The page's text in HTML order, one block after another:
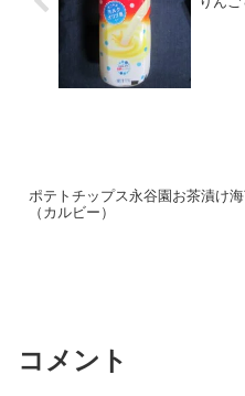
ポテトチップス永谷園お茶漬け
（カルビー）
コメント